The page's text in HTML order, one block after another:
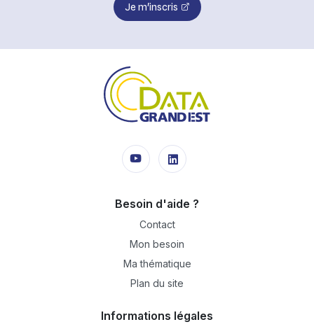
Je m'inscris
Besoin d'aide ?
Contact
Mon besoin
Ma thématique
Plan du site
Informations légales